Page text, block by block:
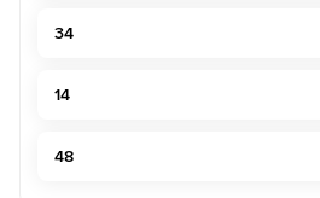
34
14
48